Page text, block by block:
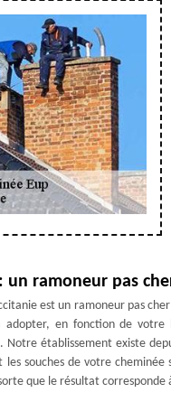
un ramoneur pas
est un ramoneur pas
en fonction de votre
établissement existe
les souches de votre
que le résultat corresponde